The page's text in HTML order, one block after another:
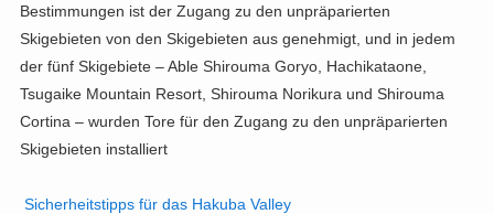
Bestimmungen ist der Zugang zu den unpräparierten
Skigebieten von den Skigebieten aus genehmigt, und in jedem
der fünf Skigebiete – Able Shirouma Goryo, Hachikataone,
Tsugaike Mountain Resort, Shirouma Norikura und Shirouma
Cortina – wurden Tore für den Zugang zu den unpräparierten
Skigebieten installiert
Sicherheitstipps für das Hakuba Valley